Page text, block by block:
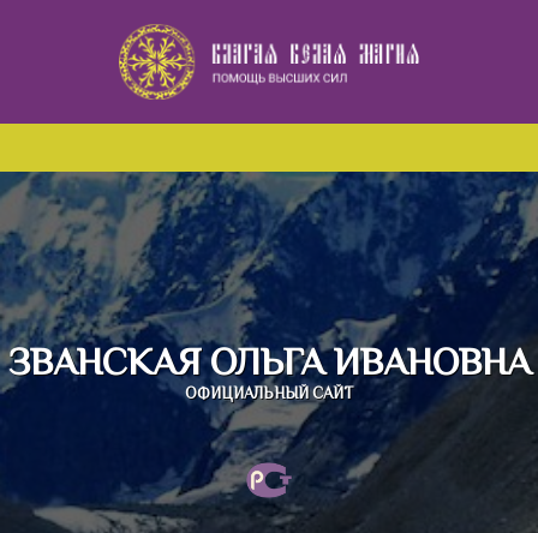
ЗВАНСКАЯ ОЛЬГА ИВАНОВНА
ОФИЦИАЛЬНЫЙ САЙТ